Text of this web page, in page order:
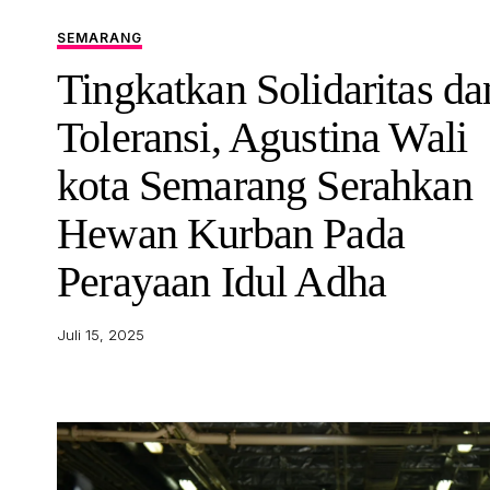
SEMARANG
Tingkatkan Solidaritas
Toleransi, Agustina Wali
kota Semarang Serahkan
Hewan Kurban Pada
Perayaan Idul Adha
Juli 15, 2025